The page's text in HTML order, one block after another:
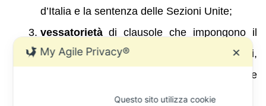
d’Italia e la sentenza delle Sezioni Unite;
vessatorietàdi clausole che impongono il
pagamento immediato o derogano ai termini,
quando manchi la prova della negoziazione
My Agile Privacy® ✕
Questo sito utilizza cookie